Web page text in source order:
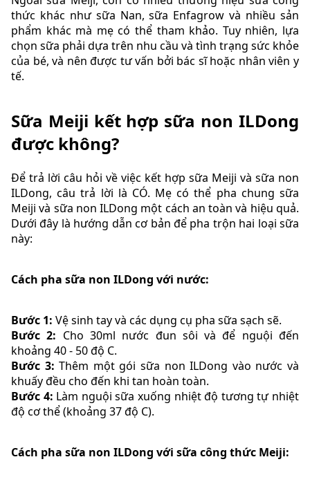
thức khác như sữa Nan, sữa Enfagrow và nhiều sản
phẩm khác mà mẹ có thể tham khảo. Tuy nhiên, lựa
chọn sữa phải dựa trên nhu cầu và tình trạng sức khỏe
của bé, và nên được tư vấn bởi bác sĩ hoặc nhân viên y
tế.
Sữa Meiji kết hợp sữa non ILDong
được không?
Để trả lời câu hỏi về việc kết hợp sữa Meiji và sữa non
ILDong, câu trả lời là CÓ. Mẹ có thể pha chung sữa
Meiji và sữa non ILDong một cách an toàn và hiệu quả.
Dưới đây là hướng dẫn cơ bản để pha trộn hai loại sữa
này:
Cách pha sữa non ILDong với nước:
Bước 1: Vệ sinh tay và các dụng cụ pha sữa sạch sẽ.
Bước 2: Cho 30ml nước đun sôi và để nguội đến
khoảng 40 - 50 độ C.
Bước 3: Thêm một gói sữa non ILDong vào nước và
khuấy đều cho đến khi tan hoàn toàn.
Bước 4: Làm nguội sữa xuống nhiệt độ tương tự nhiệt
độ cơ thể (khoảng 37 độ C).
Cách pha sữa non ILDong với sữa công thức Meiji: